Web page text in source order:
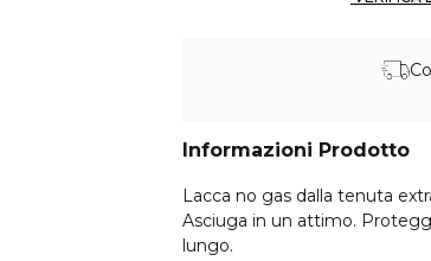
Informazioni Prodotto
Lacca no gas dalla tenuta
Asciuga in un attimo.
lungo.